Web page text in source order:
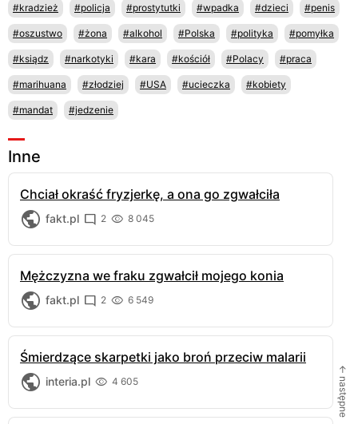
#kradzież #policja #prostytutki #wpadka #dzieci #penis
#oszustwo #żona #alkohol #Polska #polityka #pomyłka
#ksiądz #narkotyki #kara #kościół #Polacy #praca
#marihuana #złodziej #USA #ucieczka #kobiety
#mandat #jedzenie
Inne
Chciał okraść fryzjerkę, a ona go zgwałciła
fakt.pl 2 8 045
Mężczyzna we fraku zgwałcił mojego konia
fakt.pl 2 6 549
Śmierdzące skarpetki jako broń przeciw malarii
interia.pl 4 605 ← następne